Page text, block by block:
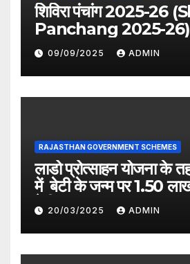
शिविरा पंचांग 2025-26
Panchang 2025-26)
09/09/2025 ADMIN
RAJASTHAN GOVERNMENT SCHEMES
लाडो प्रोत्साहन योजना के
में बेटी के जन्म पर 1.50
देगी सरकार
20/03/2025 ADMIN